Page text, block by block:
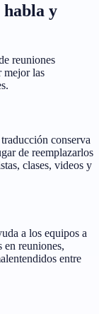
y
reuniones
mejor las
conserva
de reemplazarlos
clases, videos y
a los equipos a
en reuniones,
entre